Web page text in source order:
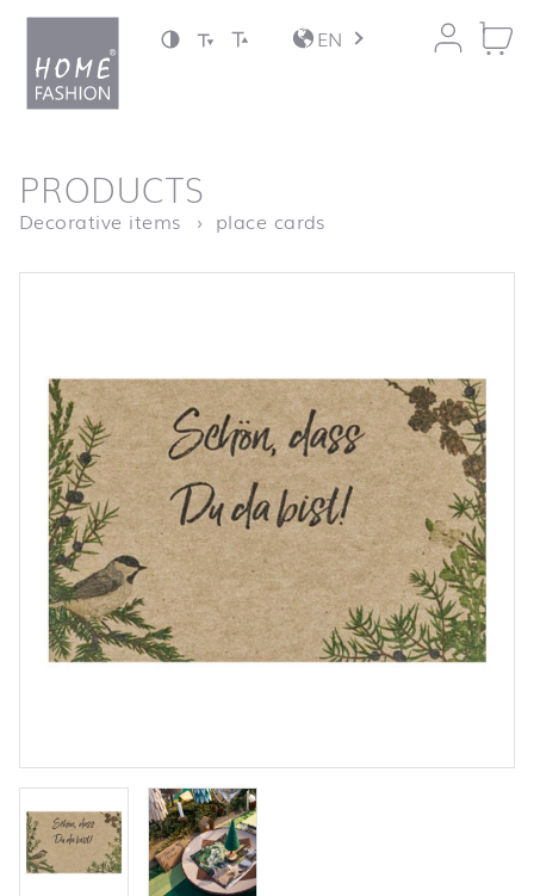
Jump to content
EN
Homepage
PRODUCTS
Decorative items place cards